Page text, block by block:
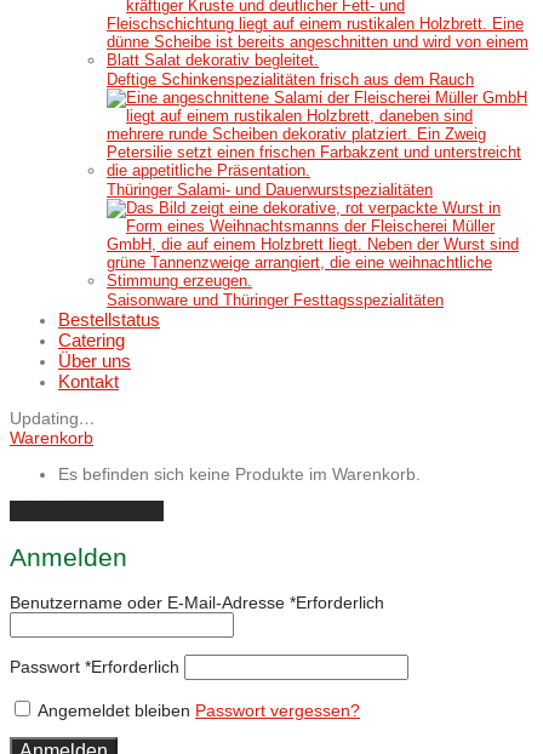
Deftige Schinkenspezialitäten frisch aus dem Rauch
Thüringer Salami- und Dauerwurstspezialitäten
Saisonware und Thüringer Festtagsspezialitäten
Bestellstatus
Catering
Über uns
Kontakt
Updating…
Warenkorb
Es befinden sich keine Produkte im Warenkorb.
Anmelden
Benutzername oder E-Mail-Adresse *Erforderlich
Passwort *Erforderlich
Angemeldet bleiben Passwort vergessen?